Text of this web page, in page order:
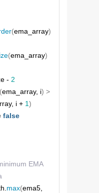
(ema_array)
(ema_array)
- 2
(ema_array, i) >
i + 1)
false
EMA
max(ema5,